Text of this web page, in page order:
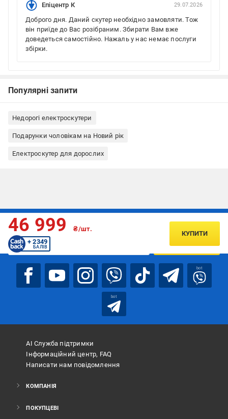
Епіцентр К 29.07.2026
Доброго дня. Даний скутер необхідно замовляти. Тож
він приїде до Вас розібраним. Збирати Вам вже
доведеться самостійно. Нажаль у нас немає послуги
збірки.
Популярні запити
Недорогі електроскутери
Подарунки чоловікам на Новий рік
Електроскутер для дорослих
46 999
₴/шт.
+ 2349
БАЛІВ
КУПИТИ
Підписуйтесь, щоб дізнаватись першим про акції та пропозиції
ПІДПИСАТИСЯ
bot
bot
АІ Служба підтримки
Інформаційний центр, FAQ
Написати нам повідомлення
КОМПАНІЯ
ПОКУПЦЕВІ